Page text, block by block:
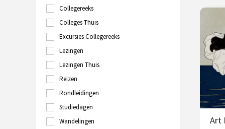
Polen
Rotterdam
Schiedam
Sittard
Tallinn
Turkije
Utrecht
Wenen
Collegereeks
Colleges Thuis
Excursies Collegereeks
Lezingen
Lezingen Thuis
Reizen
Rondleidingen
Studiedagen
Wandelingen
/
Art